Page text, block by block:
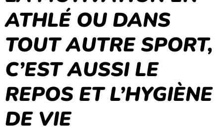
ATHLÉ OU DANS
TOUT AUTRE SPORT,
C’EST AUSSI LE
REPOS ET L’HYGIÈNE
DE VIE